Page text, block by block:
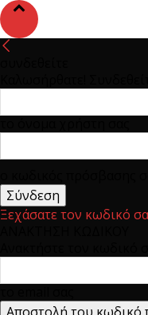
Ξεχάσατε τον κωδικό